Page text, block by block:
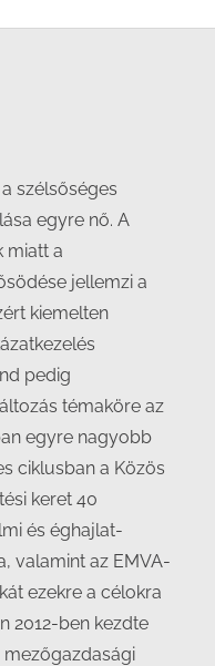
szélsőséges
egyre nő. A
miatt a
jellemzi a
kiemelten
pedig
témaköre az
egyre nagyobb
ciklusban a Közös
keret 40
és éghajlat-
valamint az EMVA-
ezekre a célokra
2012-ben kezdte